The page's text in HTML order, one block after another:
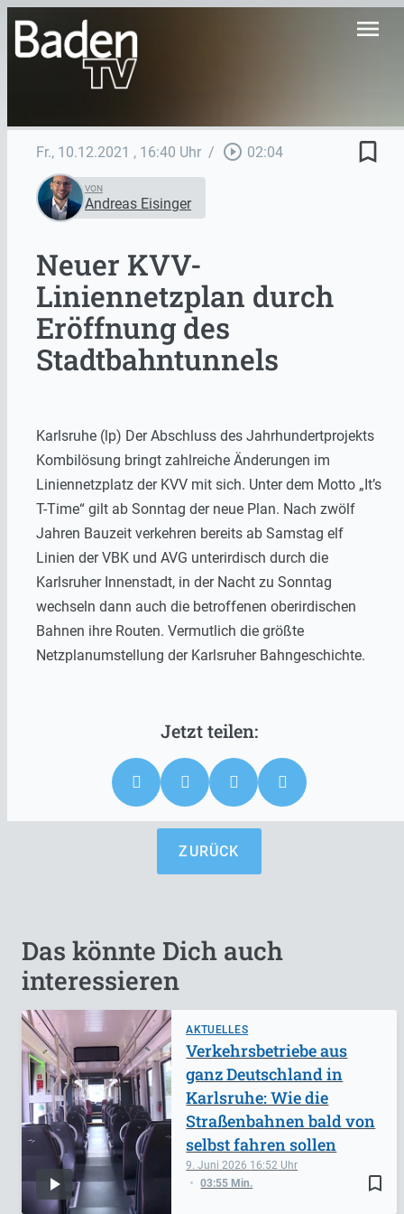
menu
Fr., 10.12.2021 , 16:40 Uhr / play_circle_outline 02:04 bookmark_border
VON
Andreas Eisinger
Neuer KVV-
Liniennetzplan durch
Eröffnung des
Stadtbahntunnels
Karlsruhe (lp) Der Abschluss des Jahrhundertprojekts
Kombilösung bringt zahlreiche Änderungen im
Liniennetzplatz der KVV mit sich. Unter dem Motto „It’s
T-Time“ gilt ab Sonntag der neue Plan. Nach zwölf
Jahren Bauzeit verkehren bereits ab Samstag elf
Linien der VBK und AVG unterirdisch durch die
Karlsruher Innenstadt, in der Nacht zu Sonntag
wechseln dann auch die betroffenen oberirdischen
Bahnen ihre Routen. Vermutlich die größte
Netzplanumstellung der Karlsruher Bahngeschichte.
ZURÜCK
Das könnte Dich auch
interessieren
AKTUELLES
bookmark_border
9. Juni 2026 16:52
03:55 Min.
Verkehrsbetriebe aus
ganz Deutschland in
Karlsruhe: Wie die
Straßenbahnen bald von
selbst fahren sollen